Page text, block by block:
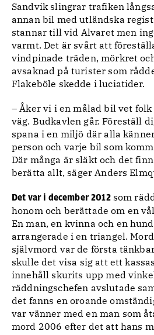
Sandvik slingrar trafiken
annan bil med utländska
stannar till vid Alvaret men
varmt. Det är svårt att
vindpinade träden, mörkret
avsaknad på turister som
Flakeböle skedde i luciatider.
– Åker vi i en målad bil vet
väg. Budkavlen går. Föreställ
spana i en miljö där alla
person och varje bil som
Där många är släkt och det
berätta allt, säger Anders
Det var i december 2012som
honom och berättade om en
En man, en kvinna och en
arrangerade i en triangel.
självmord var de första
skulle det visa sig att ett
innehåll skurits upp med
räddningschefen avslutade
det fanns en oroande
var vänner med en man som
mord 2006 efter det att hans